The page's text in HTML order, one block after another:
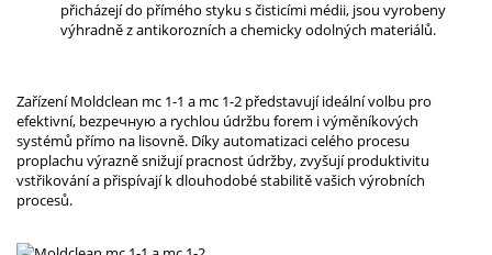
přicházejí do přímého styku s čisticími médii, jsou vyrobeny
výhradně z antikorozních a chemicky odolných materiálů.
Zařízení Moldclean mc 1-1 a mc 1-2 představují ideální volbu pro
efektivní, bezpeчную a rychlou údržbu forem i výměníkových
systémů přímo na lisovně. Díky automatizaci celého procesu
proplachu výrazně snižují pracnost údržby, zvyšují produktivitu
vstřikování a přispívají k dlouhodobé stabilitě vašich výrobních
procesů.